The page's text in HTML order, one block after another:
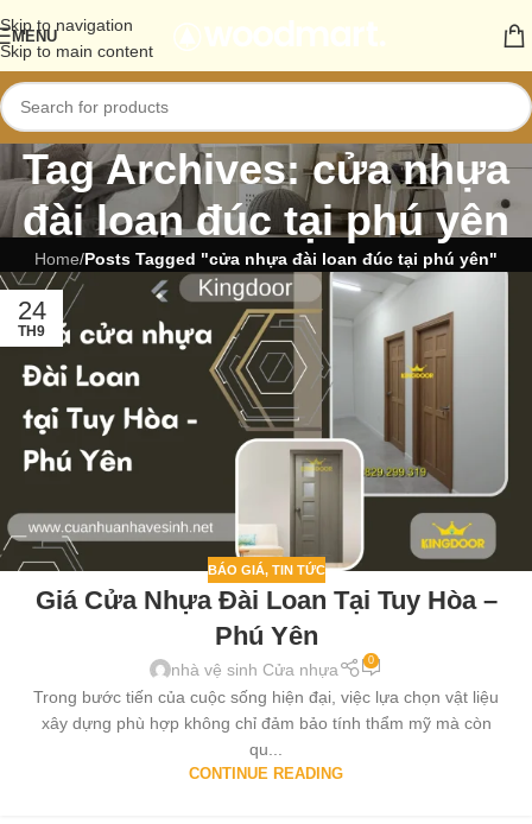
Skip to navigation
Skip to main content
MENU
Tag Archives: cửa nhựa
đài loan đúc tại phú yên
Home/Posts Tagged "cửa nhựa đài loan đúc tại phú yên"
24
TH9
BÁO GIÁ, TIN TỨC
Giá Cửa Nhựa Đài Loan Tại Tuy Hòa –
Phú Yên
nhà vệ sinh Cửa nhựa 0
Trong bước tiến của cuộc sống hiện đại, việc lựa chọn vật liệu
xây dựng phù hợp không chỉ đảm bảo tính thẩm mỹ mà còn
qu...
CONTINUE READING